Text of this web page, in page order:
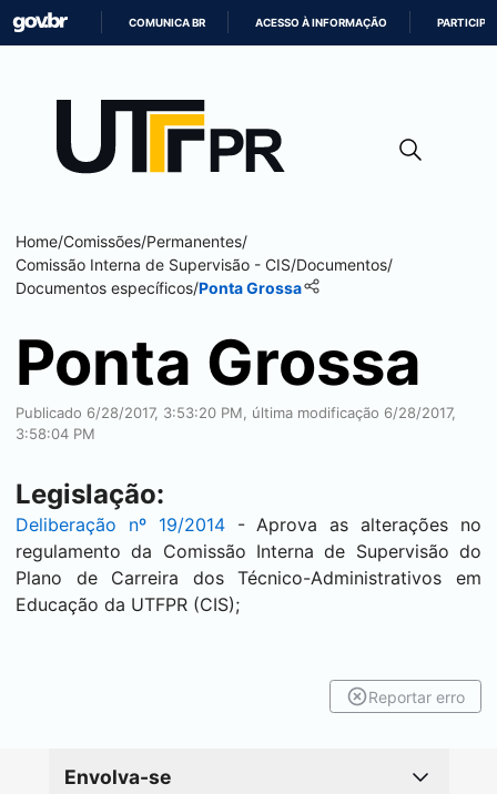
CONTEÚDO
COMUNICA BR ACESSO À INFORMAÇÃO PARTICIPE
Home/Comissões/Permanentes/
Comissão Interna de Supervisão - CIS/Documentos/
Documentos específicos/Ponta Grossa
Ponta Grossa
Publicado 6/28/2017, 3:53:20 PM, última modificação 6/28/2017,
3:58:04 PM
Legislação:
Deliberação nº 19/2014 - Aprova as alterações no
regulamento da Comissão Interna de Supervisão do
Plano de Carreira dos Técnico-Administrativos em
Educação da UTFPR (CIS);
Reportar erro
Envolva-se